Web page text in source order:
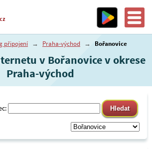
připojení → Praha-východ → Bořanovice
v Bořanovice v okrese
Praha-východ